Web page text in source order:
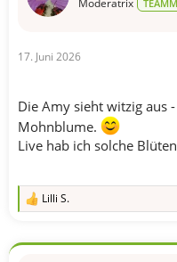
:
17. Juni 2026
Die Amy sieht witzig aus
Mohnblume.
Live hab ich solche
R
k
Lilli S.